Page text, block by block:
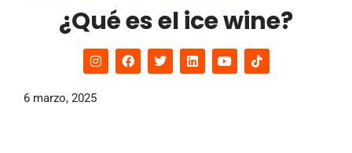
¿Qué es el ice wine?
6 marzo, 2025